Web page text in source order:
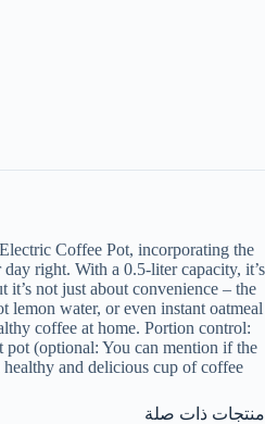
Coffee Pot, incorporating the
right. With a 0.5-liter capacity, it’s
not just about convenience – the
water, or even instant oatmeal
coffee at home. Portion control:
(optional: You can mention if the
and delicious cup of coffee!
منتجات ذات صلة